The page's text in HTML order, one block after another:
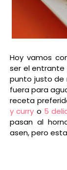
Hoy vamos
ser el
punto justo de
fuera para
receta
y curry o 5
pasan al
asen, pero